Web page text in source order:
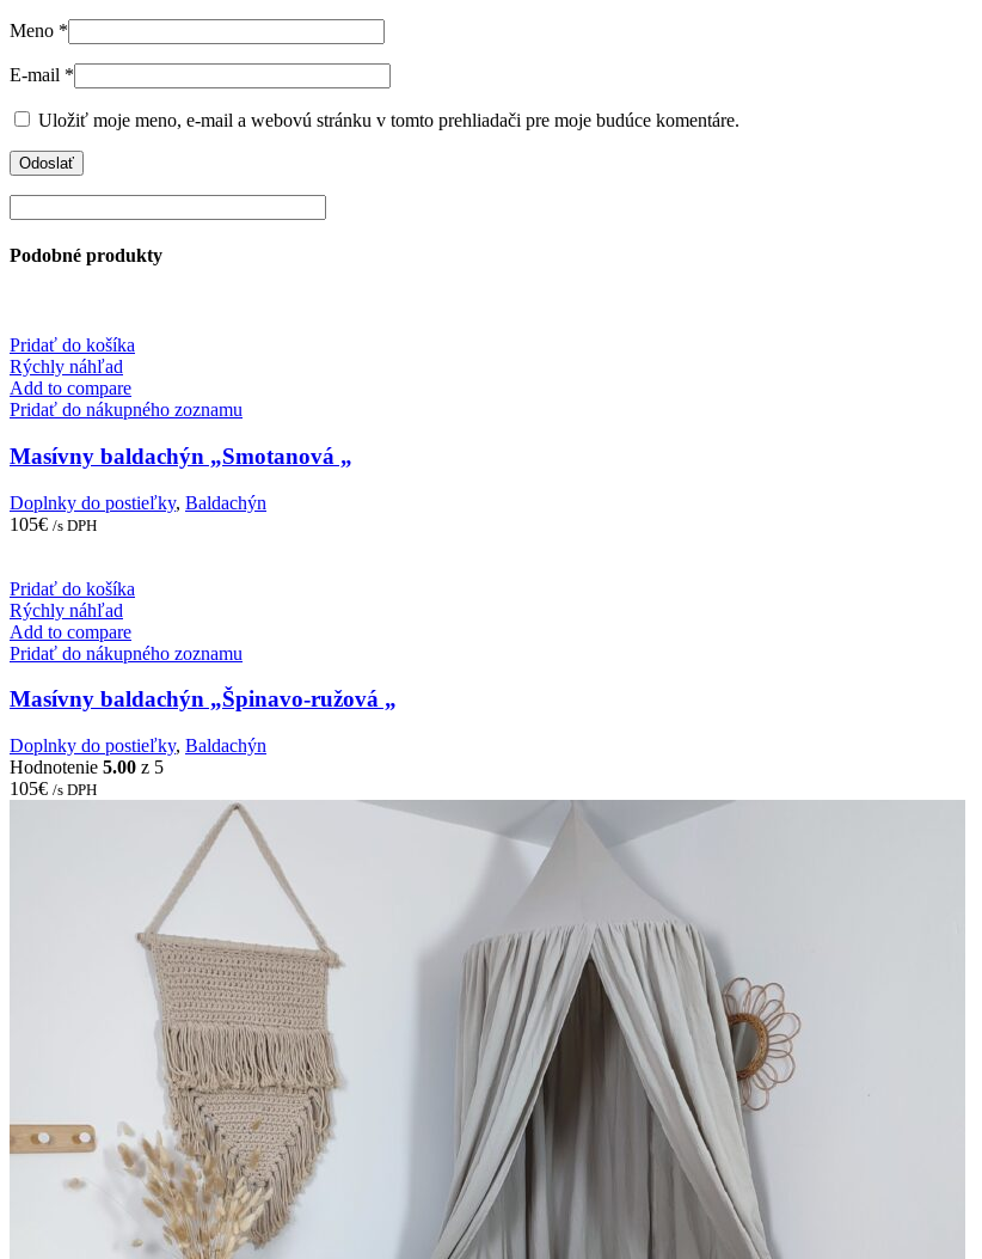
Meno *
E-mail *
Uložiť moje meno, e-mail a webovú stránku v tomto prehliadači pre moje budúce komentáre.
Podobné produkty
Pridať do košíka
Rýchly náhľad
Add to compare
Pridať do nákupného zoznamu
Masívny baldachýn „Smotanová „
Doplnky do postieľky, Baldachýn
105€ /s DPH
Pridať do košíka
Rýchly náhľad
Add to compare
Pridať do nákupného zoznamu
Masívny baldachýn „Špinavo-ružová „
Doplnky do postieľky, Baldachýn
Hodnotenie 5.00 z 5
105€ /s DPH